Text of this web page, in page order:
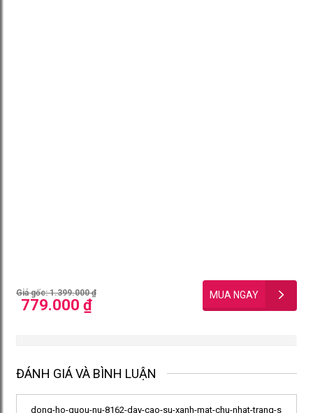
Giá gốc: 1.399.000 ₫
779.000 ₫
ĐÁNH GIÁ VÀ BÌNH LUẬN